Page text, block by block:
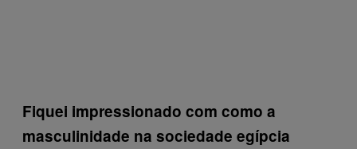
Fiquei impressionado com como a
masculinidade na sociedade egípcia